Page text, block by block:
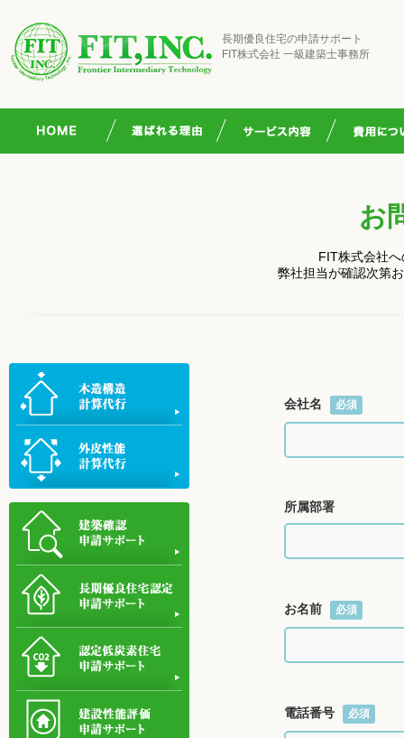
長期優良住宅の申請サポート
FIT株式会社 一級建築士事務所
お
FIT株式会社
弊社担当が確認次第
会社名 必須
所属部署
お名前 必須
電話番号 必須